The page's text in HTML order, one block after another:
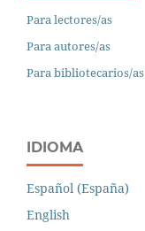
Para lectores/as
Para autores/as
Para bibliotecarios/as
IDIOMA
Español (España)
English